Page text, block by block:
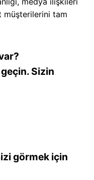
müşterilerini tam
Sizin
görmek için